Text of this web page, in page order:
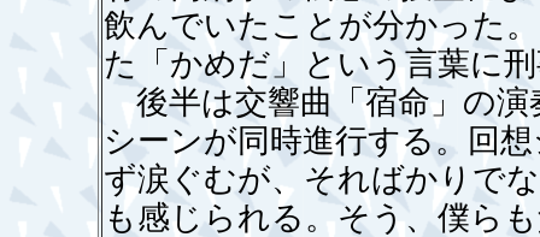
飲んでいたことが分かった
た「かめだ」という言葉に
後半は交響曲「宿命」の演
シーンが同時進行する。回
ず涙ぐむが、そればかりで
も感じられる。そう、僕ら